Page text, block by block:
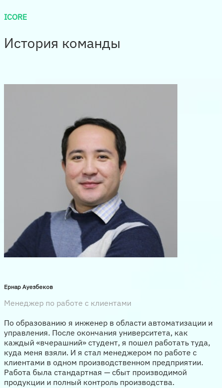
ICORE
История команды
Ернар Ауезбеков
Менеджер по работе с клиентами
По образованию я инженер в области автоматизации и
управления. После окончания университета, как
каждый «вчерашний» студент, я пошел работать туда,
куда меня взяли. И я стал менеджером по работе с
клиентами в одном производственном предприятии.
Работа была стандартная — сбыт производимой
продукции и полный контроль производства.